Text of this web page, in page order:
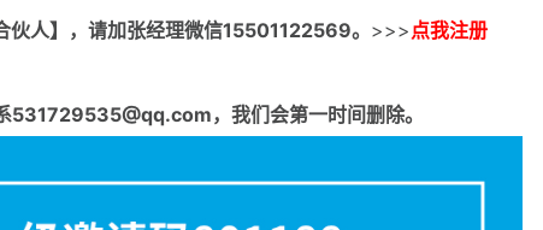
人】，请加张经理微信15501122569。 >>>点我注册
531729535@qq.com，我们会第一时间删除。